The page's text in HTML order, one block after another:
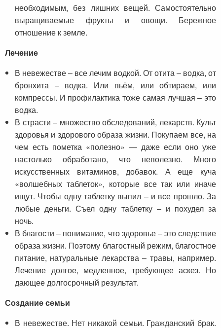
необходимым, без лишних вещей. Самостоятельно
выращиваемые фрукты и овощи. Бережное
отношение к земле.
Лечение
В невежестве – все лечим водкой. От отита – водка, от
бронхита – водка. Или пьём, или обтираем, или
компрессы. И профилактика тоже самая лучшая – это
водка.
В страсти – множество обследований, лекарств. Культ
здоровья и здорового образа жизни. Покупаем все, на
чем есть пометка «полезно» — даже если оно уже
настолько обработано, что неполезно. Много
искусственных витаминов, добавок. А еще куча
«волшебных таблеток», которые все так или иначе
ищут. Чтобы одну таблетку выпил – и все прошло. За
любые деньги. Съел одну таблетку – и похудел за
ночь.
В благости – понимание, что здоровье – это следствие
образа жизни. Поэтому благостный режим, благостное
питание, натуральные лекарства – травы, например.
Лечение долгое, медленное, требующее аскез. Но
дающее долгосрочный результат.
Создание семьи
В невежестве. Нет никакой семьи. Гражданский брак.